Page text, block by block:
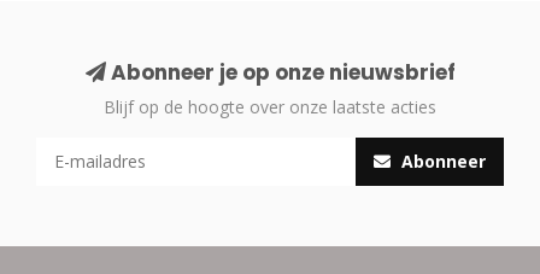
Abonneer je op onze nieuwsbrief
Blijf op de hoogte over onze laatste acties
Abonneer